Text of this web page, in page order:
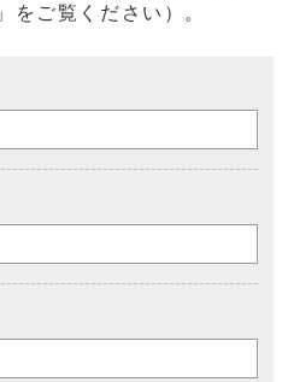
」をご覧ください）。